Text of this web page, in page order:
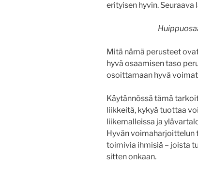
erityisen hyvin.
Mitä nämä perusteet
hyvä osaamisen taso
osoittamaan hyvä
Käytännössä tämä
liikkeitä, kykyä tuottaa
liikemalleissa ja
Hyvän voimaharjoittelun
toimivia ihmisiä – joista
sitten onkaan.